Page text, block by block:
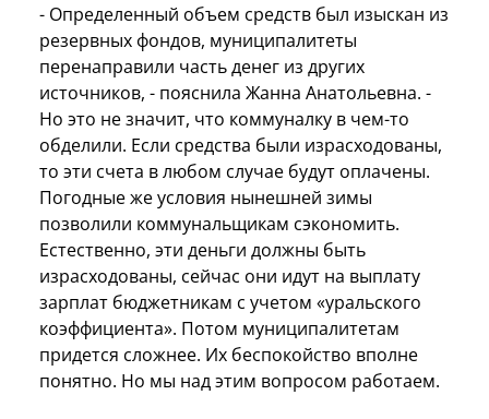
- Определенный объем средств был изыскан из
резервных фондов, муниципалитеты
перенаправили часть денег из других
источников, - пояснила Жанна Анатольевна. -
Но это не значит, что коммуналку в чем-то
обделили. Если средства были израсходованы,
то эти счета в любом случае будут оплачены.
Погодные же условия нынешней зимы
позволили коммунальщикам сэкономить.
Естественно, эти деньги должны быть
израсходованы, сейчас они идут на выплату
зарплат бюджетникам с учетом «уральского
коэффициента». Потом муниципалитетам
придется сложнее. Их беспокойство вполне
понятно. Но мы над этим вопросом работаем.